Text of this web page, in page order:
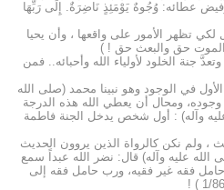
عطائه: وُجُوهٌ يَوْمَئِذٍ نَاضِرَةٌ. إِلَى رَبِّهَا
تظهر الأمور على واقعها ، وأن يحيا
الموت حق والبعث حق ! )
جنة الخلود لأولياء الله وأحبائه.. فمن
في الوجود وهو نبينا محمد (صلى الله
ومحال أن يعطي الله هذه الدرجة
وآله) : أول شخص يدخل الجنة فاطمة
، ولم نكن كالرواة الذين يروون الحديث
الله عليه وآله) قال: نضر الله عبداً سمع
فقه غير فقيه، ورب حامل فقه إلى